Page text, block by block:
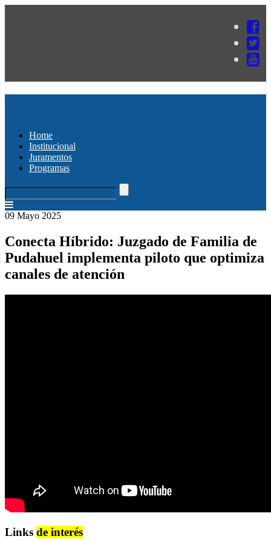
Home
Institucional
Juramentos
Programas
09 Mayo 2025
Conecta Híbrido: Juzgado de Familia de
Pudahuel implementa piloto que optimiza
canales de atención
Links de interés